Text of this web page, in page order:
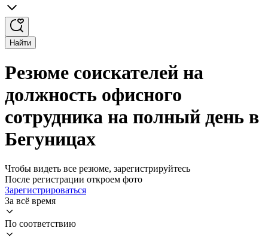
Найти
Резюме соискателей на
должность офисного
сотрудника на полный день в
Бегуницах
Чтобы видеть все резюме, зарегистрируйтесь
После регистрации откроем фото
Зарегистрироваться
За всё время
По соответствию